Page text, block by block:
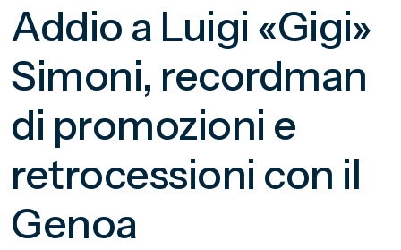
Addio a Luigi «Gigi»
Simoni, recordman
di promozioni e
retrocessioni con il
Genoa